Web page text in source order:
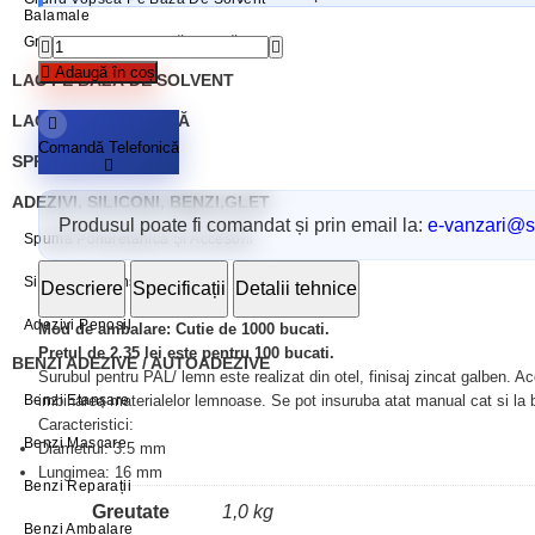
Balamale
Grund Vopsea Pe Bază De Apă
LAC PE BAZĂ DE SOLVENT
LAC PE BAZĂ DE APĂ
SPRAY VOPSEA
ADEZIVI, SILICONI, BENZI,GLET
Spumă Poliuretanică Și Accesorii
Siliconi Și Etansanti Penosil
Adezivi Penosil
BENZI ADEZIVE / AUTOADEZIVE
Benzi Etanșare
Benzi Mascare
Benzi Reparații
Benzi Ambalare
Adaugă în coș
Comandă Telefonică
Produsul poate fi comandat și prin email la: e-
Descriere Specificații Detalii tehnice
Mod de ambalare: Cutie de 1000 bucati.
Pretul de 2.35 lei este pentru 100 bucati.
Surubul pentru PAL/ lemn este realizat din otel, finisaj zincat galben.
imbinarea materialelor lemnoase. Se pot insuruba atat manual cat si la
Caracteristici:
Diametrul: 3.5 mm
Lungimea: 16 mm
Greutate 1,0 kg